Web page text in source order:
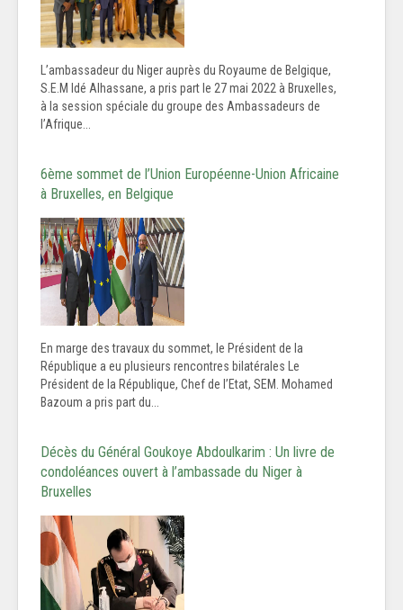
L’ambassadeur du Niger auprès du Royaume de Belgique,
S.E.M Idé Alhassane, a pris part le 27 mai 2022 à Bruxelles,
à la session spéciale du groupe des Ambassadeurs de
l’Afrique...
6ème sommet de l’Union Européenne-Union Africaine
à Bruxelles, en Belgique
En marge des travaux du sommet, le Président de la
République a eu plusieurs rencontres bilatérales Le
Président de la République, Chef de l’Etat, SEM. Mohamed
Bazoum a pris part du...
Décès du Général Goukoye Abdoulkarim : Un livre de
condoléances ouvert à l’ambassade du Niger à
Bruxelles